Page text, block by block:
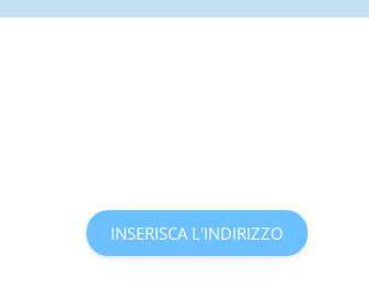
INSERISCA L'INDIRIZZO